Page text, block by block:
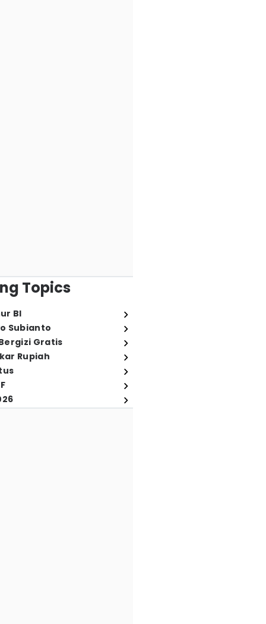
Topics
BI
Subianto
Gratis
Rupiah